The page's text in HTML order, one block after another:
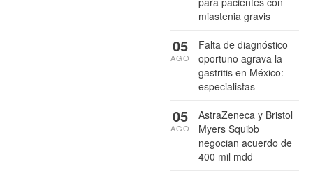
miastenia gravis
Falta de diagnóstico
oportuno agrava la
gastritis en México:
especialistas
05
AGO
AstraZeneca y Bristol
Myers Squibb
negocian acuerdo de
400 mil mdd
05
AGO